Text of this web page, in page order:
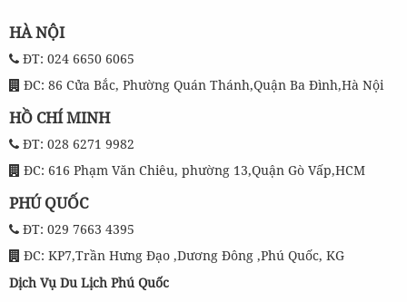
HÀ NỘI
ĐT: 024 6650 6065
ĐC: 86 Cửa Bắc, Phường Quán Thánh,Quận Ba Đình,Hà Nội
HỒ CHÍ MINH
ĐT: 028 6271 9982
ĐC: 616 Phạm Văn Chiêu, phường 13,Quận Gò Vấp,HCM
PHÚ QUỐC
ĐT: 029 7663 4395
ĐC: KP7,Trần Hưng Đạo ,Dương Đông ,Phú Quốc, KG
Dịch Vụ Du Lịch Phú Quốc